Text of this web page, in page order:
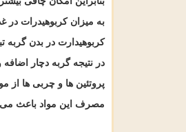
به میزان کربوهیدرات
کربوهیدارت در بدن
در نتیجه گربه دچار
پروتئین ها و چربی ها از
مصرف این مواد باعث می